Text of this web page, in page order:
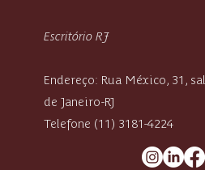
Escritório RJ
Endereço: Rua México, 31,
de Janeiro-RJ
Telefone (11) 3181-4224